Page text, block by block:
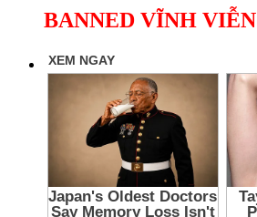
BANNED VĨNH VIỄN